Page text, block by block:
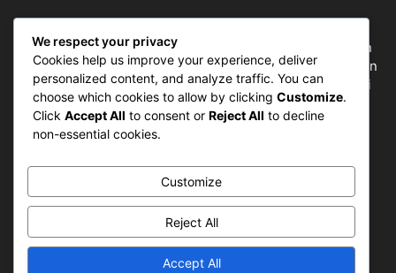
bergerak di ruang jurnalistik, sebagai entitas pemberian
ruang Publik, Media merupakan literasi mutlak diperlukan
sebagai kemampuan dasar berpikir kritis untuk hidup di
abad informasi.
Hubungi kami:
IKUTI KAMI
We respect your privacy
Cookies help us improve your experience, deliver
personalized content, and analyze traffic. You can
choose which cookies to allow by clicking Customize.
Click Accept All to consent or Reject All to decline
non-essential cookies.
Customize
Reject All
Accept All